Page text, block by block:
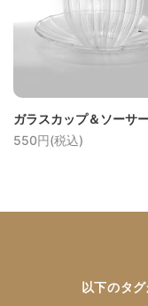
ガラスカップ＆ソーサ
550円(税込)
以下のタ